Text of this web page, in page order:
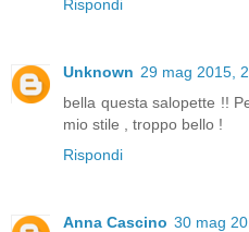
Rispondi
Unknown 29 mag 2015,
bella questa salopette !!
mio stile , troppo bello !
Rispondi
Anna Cascino 30 mag